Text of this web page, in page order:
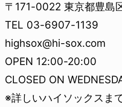
〒171-0022 東京都豊島
TEL 03-6907-1139
highsox@hi-sox.com
OPEN 12:00-20:00
CLOSED ON
※詳しいハイソックスま